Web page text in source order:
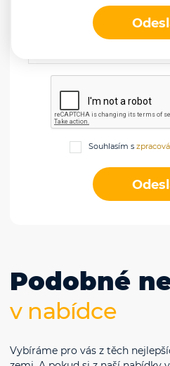
Souhlasím s
Podobné
v nabídce
Vybíráme pro vás z těch